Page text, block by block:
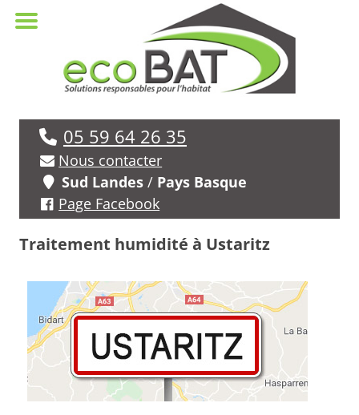
05 59 64 26 35
Nous contacter
Sud Landes / Pays Basque
Page Facebook
Traitement humidité à Ustaritz